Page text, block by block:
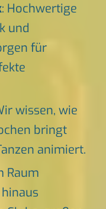
: Hochwertige
und
für
wissen, wie
bringt
animiert.
Raum